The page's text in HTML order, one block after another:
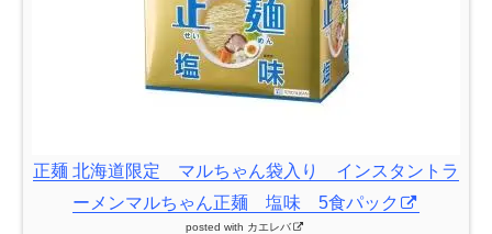
正麺 北海道限定 マルちゃん袋入り インスタントラ
ーメンマルちゃん正麺 塩味 5食パック
posted with カエレバ